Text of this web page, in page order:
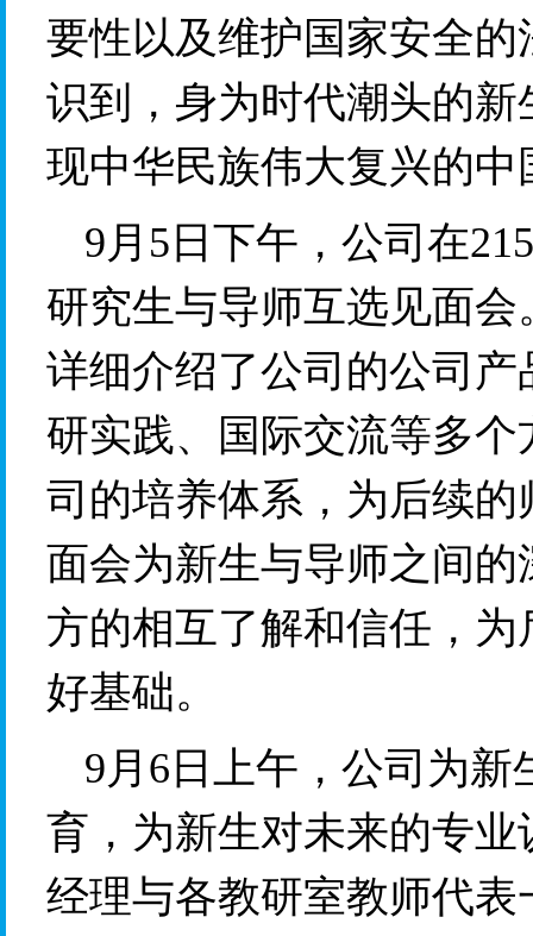
要性以及维护国家安全的
识到，身为时代潮头的新
现中华民族伟大复兴的中
9月5日下午，公司在
研究生与导师互选见面会
详细介绍了公司的公司
研实践、国际交流等多
司的培养体系，为后续
面会为新生与导师之间
方的相互了解和信任，
好基础。
9月6日上午，公司为
育，为新生对未来的专
经理与各教研室教师代